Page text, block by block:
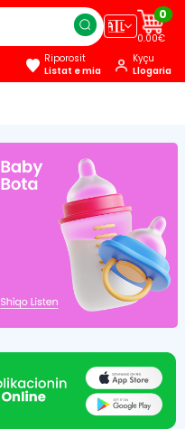
🇦🇱
0
0.00€
Riporosit
Listat e mia
Kyçu
Llogaria